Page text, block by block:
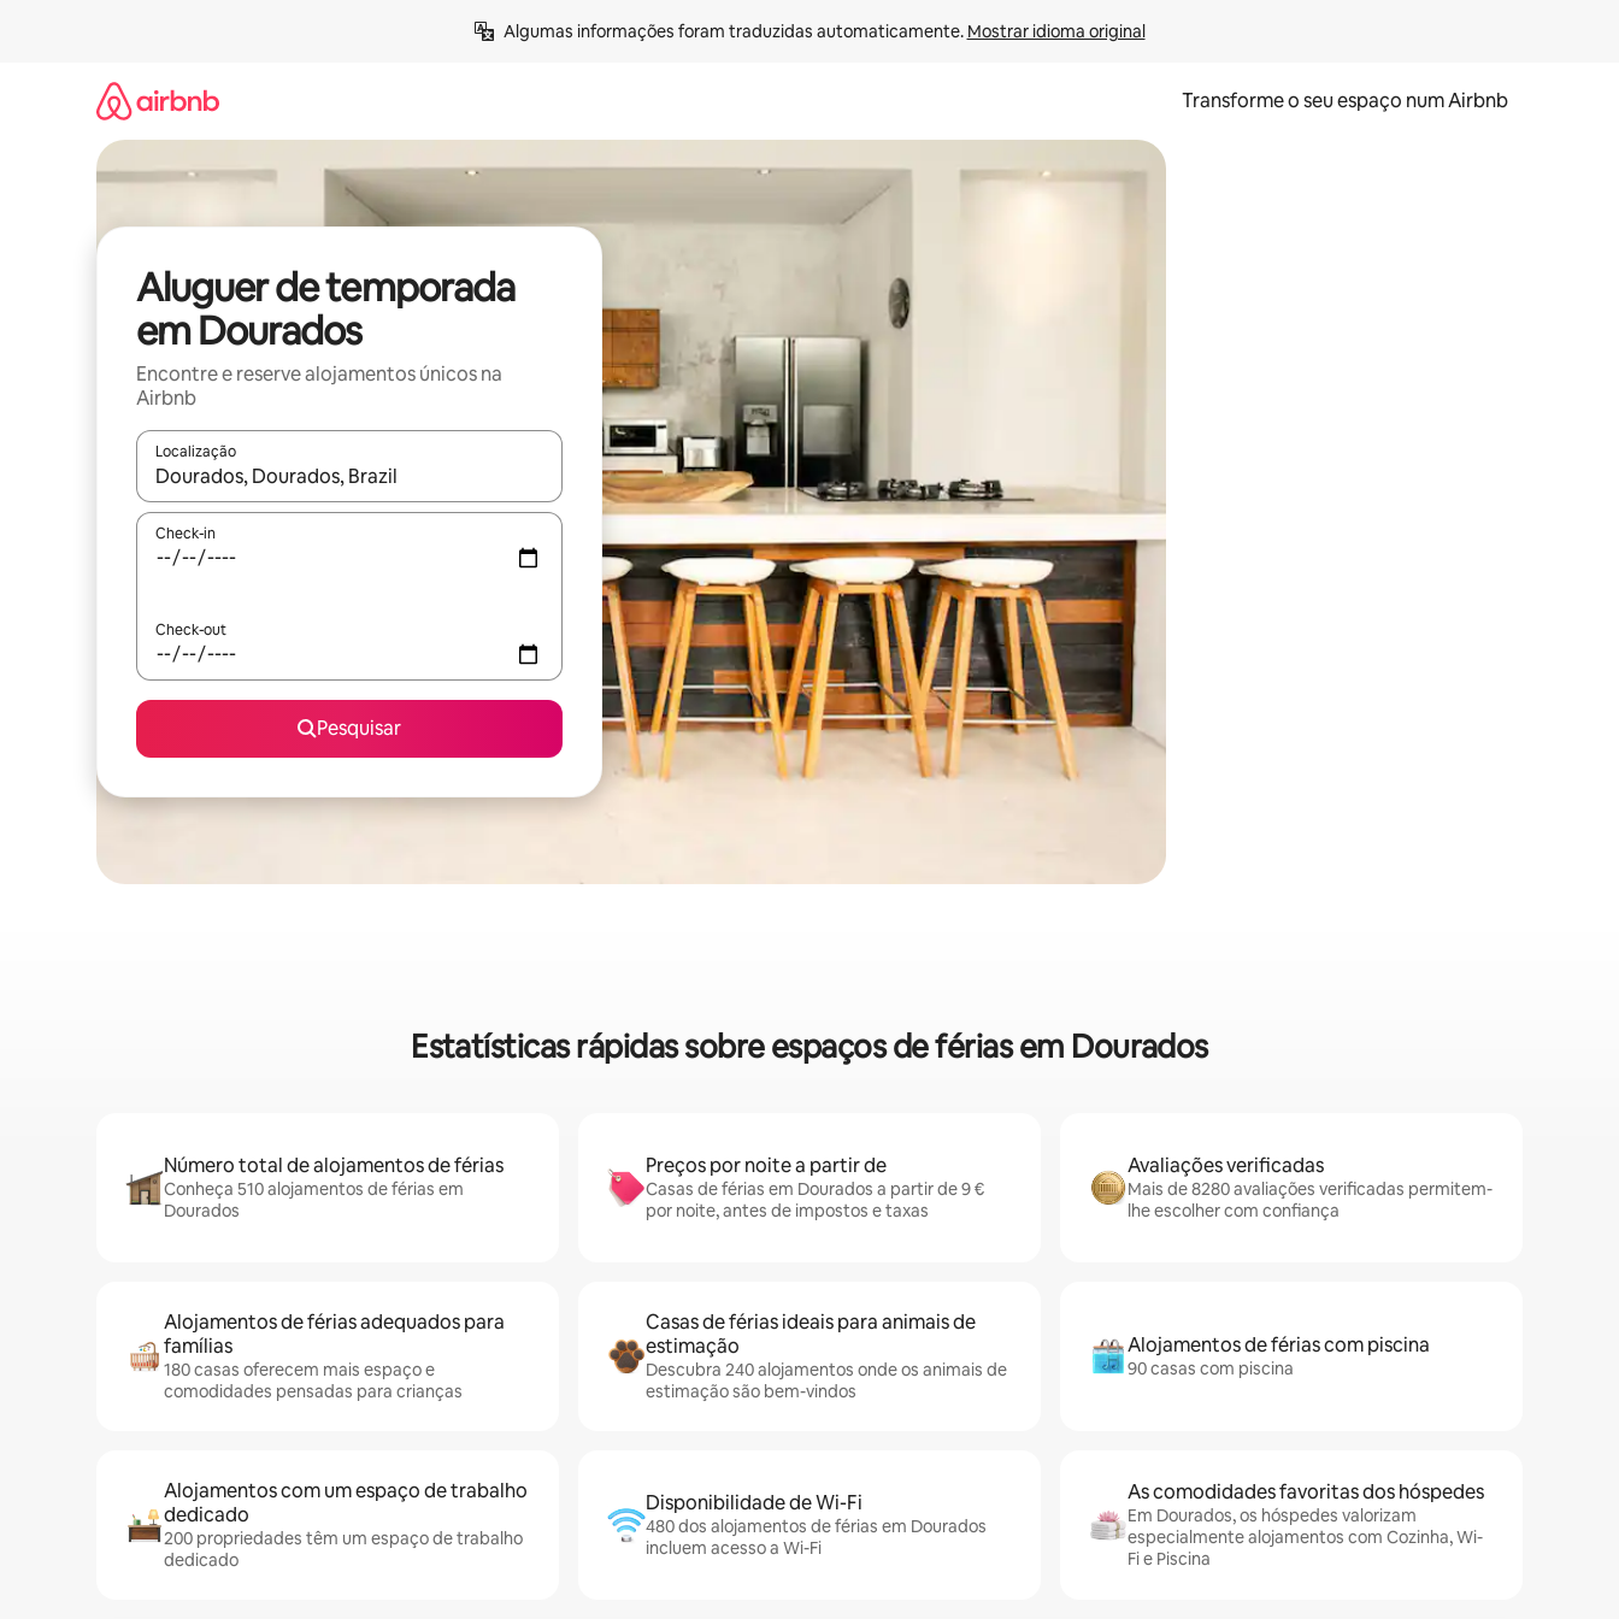
Algumas informações foram traduzidas automaticamente. Mostrar idioma original
Transforme o seu espaço num Airbnb
Aluguer de temporada
em Dourados
Encontre e reserve alojamentos únicos na
Airbnb
Localização
Quando os resultados estiverem disponíveis, navegue com as teclas de seta para cima e para baixo ou explore com gestos de toque ou deslize.
Check-in
Check-out
Pesquisar
Estatísticas rápidas sobre espaços de férias em Dourados
Número total de alojamentos de férias
Conheça 510 alojamentos de férias em
Dourados
Preços por noite a partir de
Casas de férias em Dourados a partir de 9 €
por noite, antes de impostos e taxas
Avaliações verificadas
Mais de 8280 avaliações verificadas permitem-
lhe escolher com confiança
Alojamentos de férias adequados para
famílias
180 casas oferecem mais espaço e
comodidades pensadas para crianças
Casas de férias ideais para animais de
estimação
Descubra 240 alojamentos onde os animais de
estimação são bem-vindos
Alojamentos de férias com piscina
90 casas com piscina
Alojamentos com um espaço de trabalho
dedicado
200 propriedades têm um espaço de trabalho
dedicado
Disponibilidade de Wi-Fi
480 dos alojamentos de férias em Dourados
incluem acesso a Wi-Fi
As comodidades favoritas dos hóspedes
Em Dourados, os hóspedes valorizam
especialmente alojamentos com Cozinha, Wi-
Fi e Piscina